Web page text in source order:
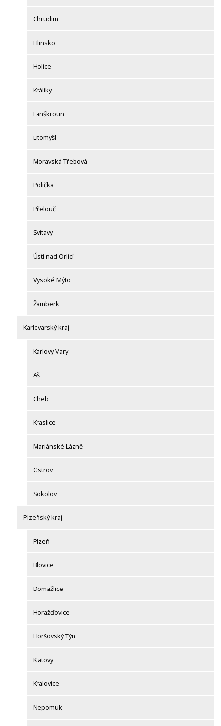
Chrudim
Hlinsko
Holice
Králíky
Lanškroun
Litomyšl
Moravská Třebová
Polička
Přelouč
Svitavy
Ústí nad Orlicí
Vysoké Mýto
Žamberk
Karlovarský kraj
Karlovy Vary
Aš
Cheb
Kraslice
Mariánské Lázně
Ostrov
Sokolov
Plzeňský kraj
Plzeň
Blovice
Domažlice
Horažďovice
Horšovský Týn
Klatovy
Kralovice
Nepomuk